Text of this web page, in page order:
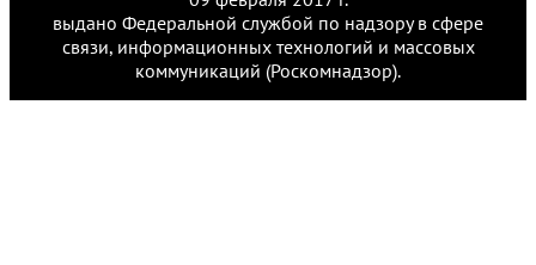
выдано Федеральной службой по надзору в сфере
связи, информационных технологий и массовых
коммуникаций (Роскомнадзор).